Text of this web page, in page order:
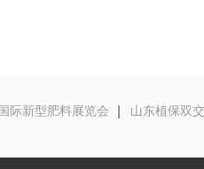
际新型肥料展览会 山东植保双